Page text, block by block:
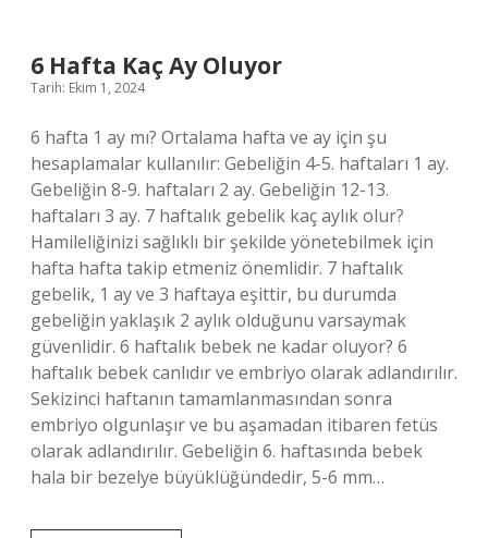
6 Hafta Kaç Ay Oluyor
Tarih: Ekim 1, 2024
6 hafta 1 ay mı? Ortalama hafta ve ay için şu
hesaplamalar kullanılır: Gebeliğin 4-5. haftaları 1 ay.
Gebeliğin 8-9. haftaları 2 ay. Gebeliğin 12-13.
haftaları 3 ay. 7 haftalık gebelik kaç aylık olur?
Hamileliğinizi sağlıklı bir şekilde yönetebilmek için
hafta hafta takip etmeniz önemlidir. 7 haftalık
gebelik, 1 ay ve 3 haftaya eşittir, bu durumda
gebeliğin yaklaşık 2 aylık olduğunu varsaymak
güvenlidir. 6 haftalık bebek ne kadar oluyor? 6
haftalık bebek canlıdır ve embriyo olarak adlandırılır.
Sekizinci haftanın tamamlanmasından sonra
embriyo olgunlaşır ve bu aşamadan itibaren fetüs
olarak adlandırılır. Gebeliğin 6. haftasında bebek
hala bir bezelye büyüklüğündedir, 5-6 mm…